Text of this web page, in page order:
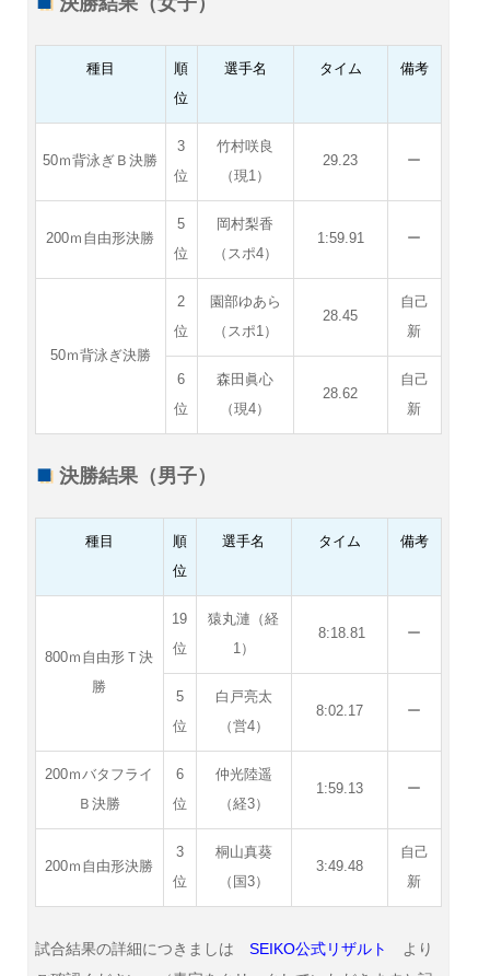
種目
順
位
選手名 タイム 備考
50ｍ背泳ぎＢ決勝
3
位
竹村咲良
（現1）
29.23 ー
200ｍ自由形決勝
5
位
岡村梨香
（スポ4）
1:59.91 ー
50ｍ背泳ぎ決勝
2
位
園部ゆあら
（スポ1）
28.45
自己
新
6
位
森田眞心
（現4）
28.62
自己
新
決勝結果（男子）
種目
順
位
選手名 タイム 備考
800ｍ自由形Ｔ決
勝
19
位
猿丸漣（経
1）
8:18.81 ー
5
位
白戸亮太
（営4）
8:02.17 ー
200ｍバタフライ
Ｂ決勝
6
位
仲光陸遥
（経3）
1:59.13 ー
200ｍ自由形決勝
3
位
桐山真葵
（国3）
3:49.48
自己
新
試合結果の詳細につきましは SEIKO公式リザルト
より